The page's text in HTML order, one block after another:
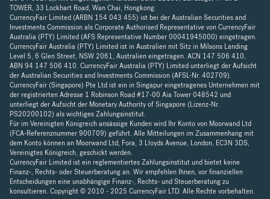
TOWER, 33 Lockhart Road, Wan Chai, Hongkong.
CurrencyFair Limited (ARBN 154 043 455) ist bei der Australian Securities and
Investments Commission als Corporate Authorised Representative von CurrencyFair
Australia (PTY) Limited (AFS Representative Number 00041945000) eingetragen.
CurrencyFair Australia (PTY) Limited ist in Australien mit Sitz in Milsons Landing
Level 5, 6 Glen Street, NSW 2061, Australien eingetragen. ACN 147 506 410,
ABN 94 147 506 410. CurrencyFair Australia (PTY) Limited unterliegt der Aufsicht
der Australian Securities and Investments Commission (AFSL-Nr. 402709).
CurrencyFair (Singapore) Pte Ltd ist ein in Singapur eingetragenes Unternehmen mit
der registrierten Adresse 1 Robinson Road #17-00 Aia Tower 048542 und
unterliegt der Aufsicht der Monetary Authority of Singapore (Lizenz-Nr.
PS20200102) als wichtiges Zahlungsinstitut.
Für im Vereinigten Königreich ansässige Kunden wird Ihr Konto von Moorwand Ltd
(FCA-Referenznummer 900709) geführt. Alle Mitteilungen im Zusammenhang mit
dem Konto können an Moorwand Ltd, Fora, 3 Lloyds Avenue, London, EC3N 3DS,
Vereinigtes Königreich, geschickt werden.
CurrencyFair Limited ist ein reglementiertes Zahlungsinstitut und bietet keine
Finanz-, Rechts- oder Steuerberatung an. Wir empfehlen Ihnen, vor finanziellen
Entscheidungen eine unabhängige Finanz-, Rechts- und Steuerberatung zu
konsultieren. Copyright © 2010 - 2025 CurrencyFair LTD. Alle Rechte vorbehalten.